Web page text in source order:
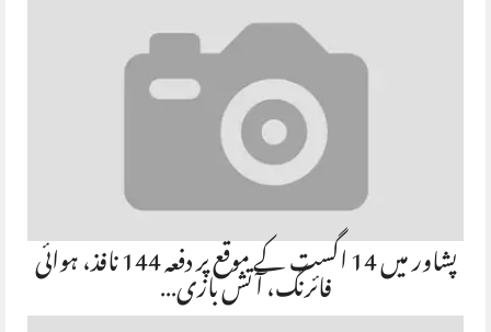
پشاور میں 14 اگست کے موقع پر دفعہ 144 نافذ، ہوائی فائرنگ، آتش بازی…